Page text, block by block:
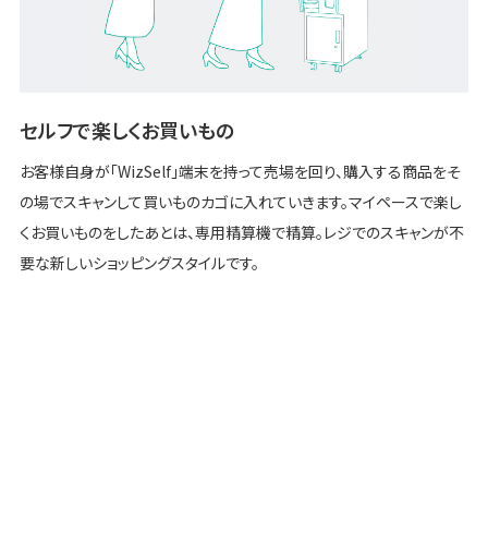
セルフで楽しくお買いもの
お客様自身が「WizSelf」端末を持って売場を回り、購入する商品をそ
の場でスキャンして買いものカゴに入れていきます。マイペースで楽し
くお買いものをしたあとは、専用精算機で精算。レジでのスキャンが不
要な新しいショッピングスタイルです。